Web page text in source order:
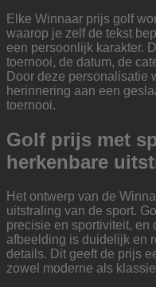
Elke Winnaar prijs golf
waarop je zelf de tekst
een persoonlijk karakter.
toernooi, de datum, de
Door deze personalisatie
herinnering aan een
toernooi.
Golf prijs met
herkenbare
Het ontwerp van de
uitstraling van de sport.
precisie en sportiviteit, en
afbeelding is duidelijk en
details. Dit geeft de prijs
zowel moderne als